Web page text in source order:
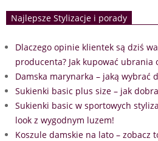
Najlepsze Stylizacje i porady
Dlaczego opinie klientek są dziś
producenta? Jak kupować
Damska marynarka – jaką wybrać
Sukienki basic plus size – jak
Sukienki basic w sportowych
look z wygodnym luzem!
Koszule damskie na lato – zobacz